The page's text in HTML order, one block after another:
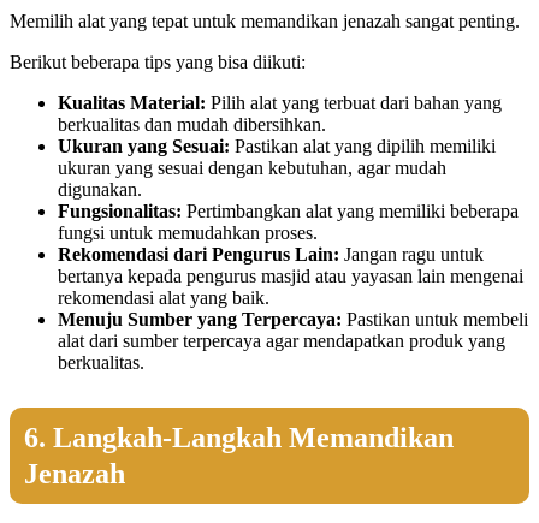
Memilih alat yang tepat untuk memandikan jenazah sangat penting.
Berikut beberapa tips yang bisa diikuti:
Kualitas Material: Pilih alat yang terbuat dari bahan yang
berkualitas dan mudah dibersihkan.
Ukuran yang Sesuai: Pastikan alat yang dipilih memiliki
ukuran yang sesuai dengan kebutuhan, agar mudah
digunakan.
Fungsionalitas: Pertimbangkan alat yang memiliki beberapa
fungsi untuk memudahkan proses.
Rekomendasi dari Pengurus Lain: Jangan ragu untuk
bertanya kepada pengurus masjid atau yayasan lain mengenai
rekomendasi alat yang baik.
Menuju Sumber yang Terpercaya: Pastikan untuk membeli
alat dari sumber terpercaya agar mendapatkan produk yang
berkualitas.
6. Langkah-Langkah Memandikan
Jenazah